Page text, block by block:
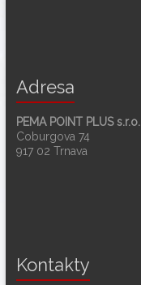
Adresa
PEMA POINT PLUS s.r.o.
Coburgova 74
917 02 Trnava
Kontakty